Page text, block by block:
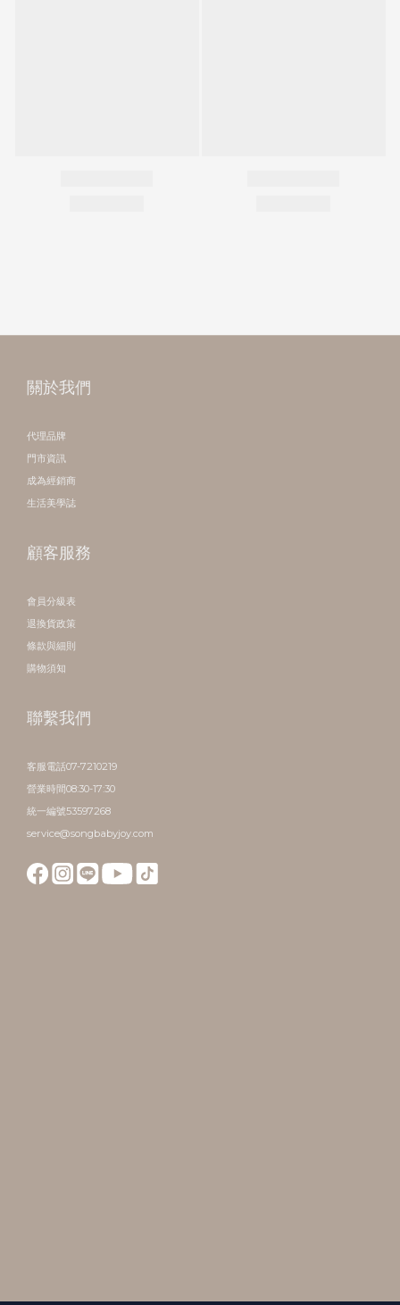
關於我們
代理品牌
門市資訊
成為經銷商
生活美學誌
顧客服務
會員分級表
退換貨政策
條款與細則
購物須知
聯繫我們
客服電話07-7210219
營業時間08:30-17:30
統一編號53597268
service@songbabyjoy.com